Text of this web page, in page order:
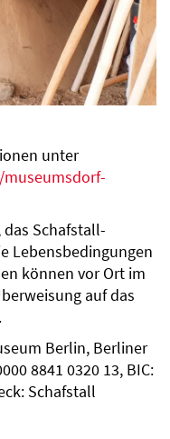
unter
Schafstall-
Lebensbedingungen
können vor Ort im
auf das
Berlin, Berliner
8841 0320 13, BIC:
Schafstall